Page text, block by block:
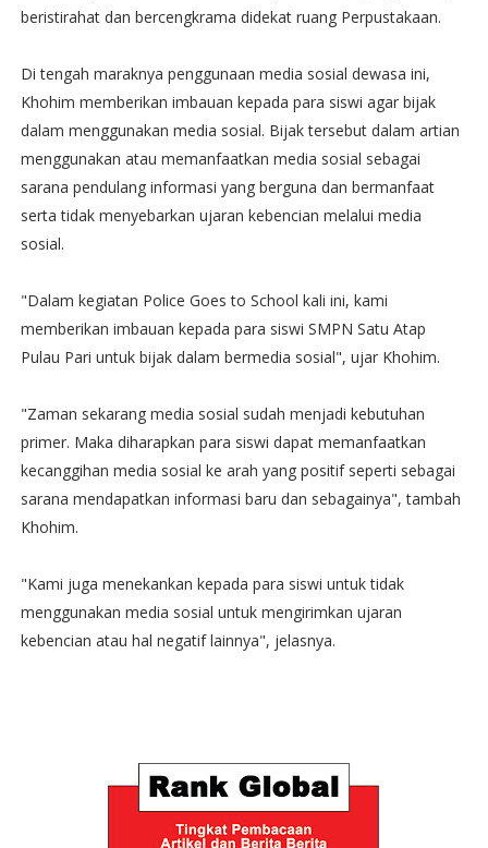
beristirahat dan bercengkrama didekat ruang Perpustakaan.
Di tengah maraknya penggunaan media sosial dewasa ini,
Khohim memberikan imbauan kepada para siswi agar bijak
dalam menggunakan media sosial. Bijak tersebut dalam artian
menggunakan atau memanfaatkan media sosial sebagai
sarana pendulang informasi yang berguna dan bermanfaat
serta tidak menyebarkan ujaran kebencian melalui media
sosial.
"Dalam kegiatan Police Goes to School kali ini, kami
memberikan imbauan kepada para siswi SMPN Satu Atap
Pulau Pari untuk bijak dalam bermedia sosial", ujar Khohim.
"Zaman sekarang media sosial sudah menjadi kebutuhan
primer. Maka diharapkan para siswi dapat memanfaatkan
kecanggihan media sosial ke arah yang positif seperti sebagai
sarana mendapatkan informasi baru dan sebagainya", tambah
Khohim.
"Kami juga menekankan kepada para siswi untuk tidak
menggunakan media sosial untuk mengirimkan ujaran
kebencian atau hal negatif lainnya", jelasnya.